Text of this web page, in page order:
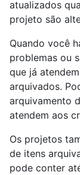
atualizados
projeto são
Quando você
problemas ou
que já
arquivados.
arquivamento
atendem aos
Os projetos
de itens
pode conter